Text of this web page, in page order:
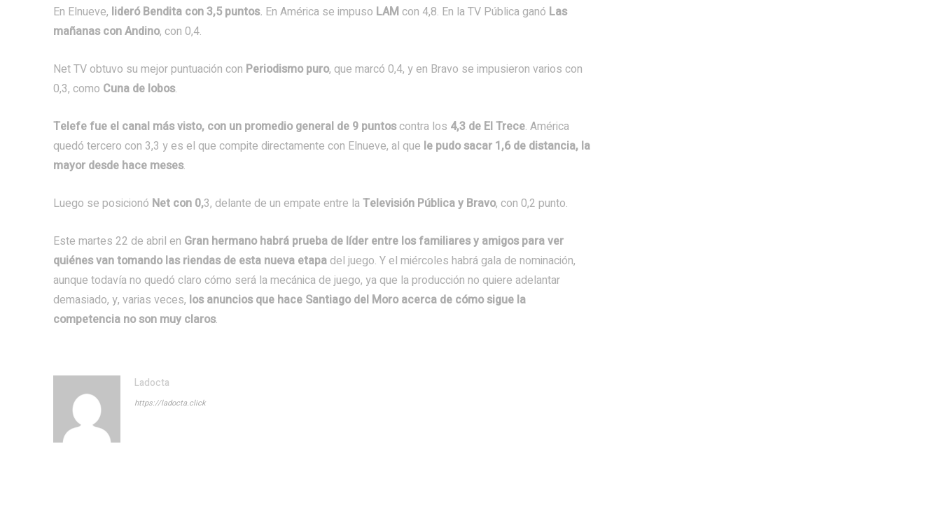
En Elnueve, lideró Bendita con 3,5 puntos. En América se impuso LAMcon 4,8. En la TV Pública ganó Las
mañanas con Andino, con 0,4.
Net TV obtuvo su mejor puntuación con Periodismo puro, que marcó 0,4, y en Bravo se impusieron varios con
0,3, como Cuna de lobos.
Telefe fue el canal más visto, con un promedio general de 9 puntoscontra los 4,3 de El Trece. América
quedó tercero con 3,3 y es el que compite directamente con Elnueve, al que le pudo sacar 1,6 de distancia, la
mayor desde hace meses.
Luego se posicionó Net con 0,3, delante de un empate entre laTelevisión Pública y Bravo, con 0,2 punto.
Este martes 22 de abril en Gran hermano habrá prueba de líder entre los familiares y amigos para ver
quiénes van tomando las riendas de esta nueva etapadel juego. Y el miércoles habrá gala de nominación,
aunque todavía no quedó claro cómo será la mecánica de juego, ya que la producción no quiere adelantar
demasiado, y, varias veces, los anuncios que hace Santiago del Moro acerca de cómo sigue la
competencia no son muy claros.
Ladocta
https://ladocta.click